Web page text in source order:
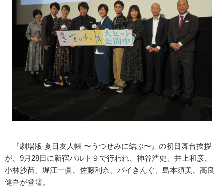
『劇場版 夏⽬友⼈帳 〜うつせみに結ぶ〜』の初日舞台挨拶
が、9月28日に新宿バルト９で行われ、神谷浩史、井上和彦、
小林沙苗、堀江一眞、佐藤利奈、バイきんぐ、島本須美、高良
健吾が登壇。